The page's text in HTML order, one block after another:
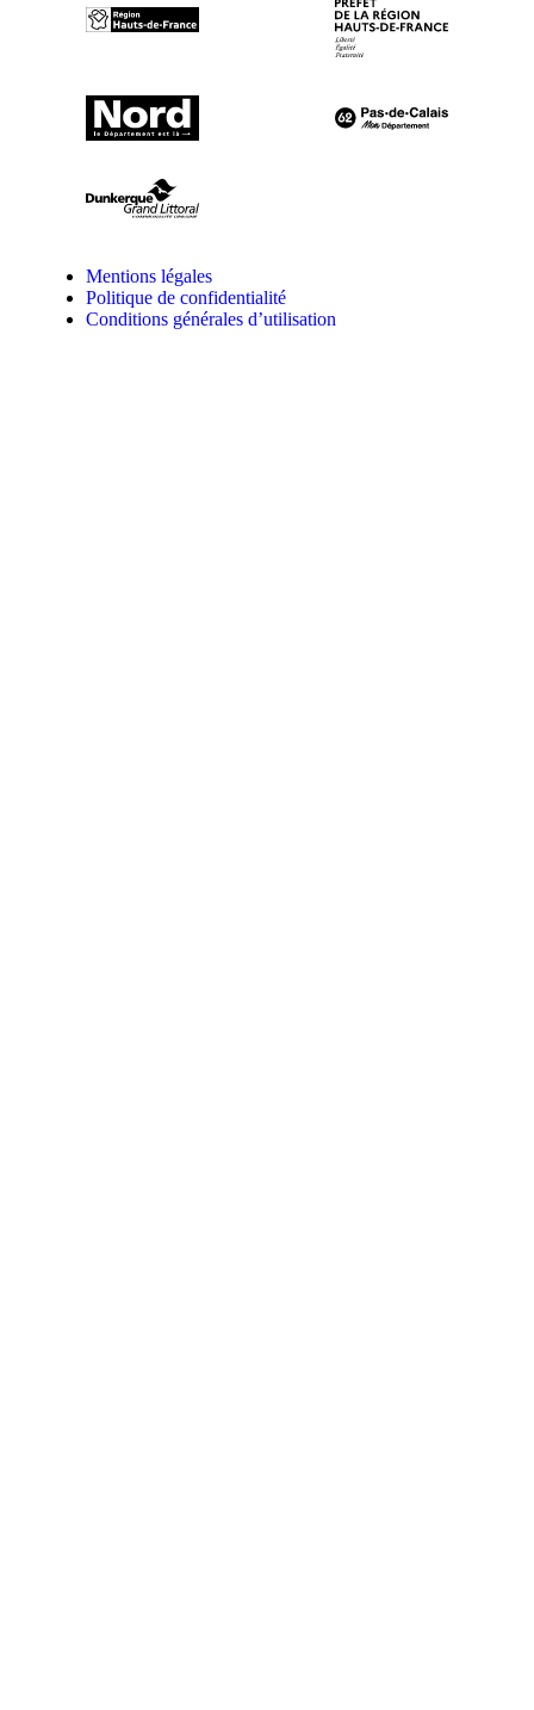
Mentions légales
Politique de confidentialité
Conditions générales d’utilisation